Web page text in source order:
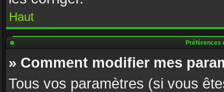
Haut
Préférences
» Comment modifier mes
Tous vos paramètres (si vous